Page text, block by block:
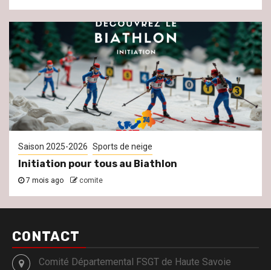
Saison 2025-2026 Sports de neige
Initiation pour tous au Biathlon
7 mois ago comite
CONTACT
Comité Départemental FSGT de Haute Savoie